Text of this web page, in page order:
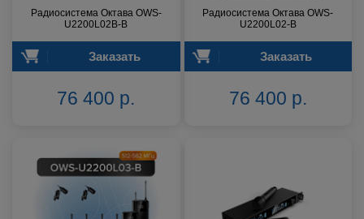
Радиосистема Октава OWS-
U2200L02В-B
Заказать
76 400 р.
Радиосистема Октава OWS-
U2200L02-B
Заказать
76 400 р.